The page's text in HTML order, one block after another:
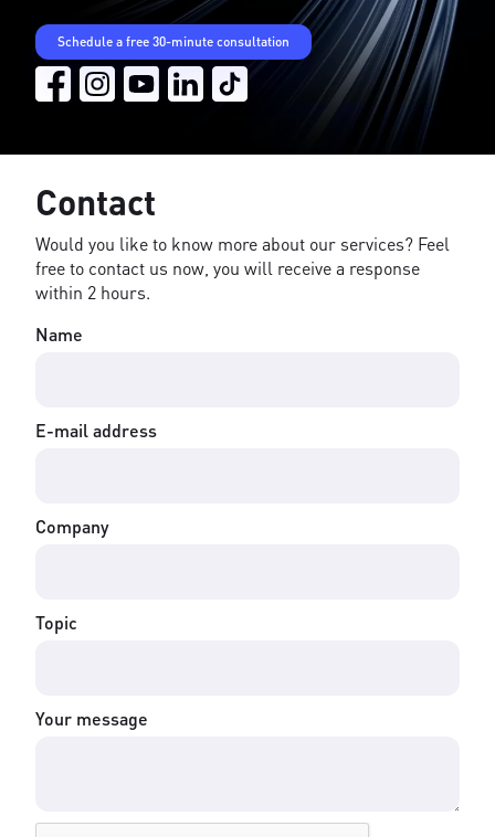
Schedule a free 30-minute consultation
Contact
Would you like to know more about our services? Feel
free to contact us now, you will receive a response
within 2 hours.
Name
E-mail address
Company
Topic
Your message